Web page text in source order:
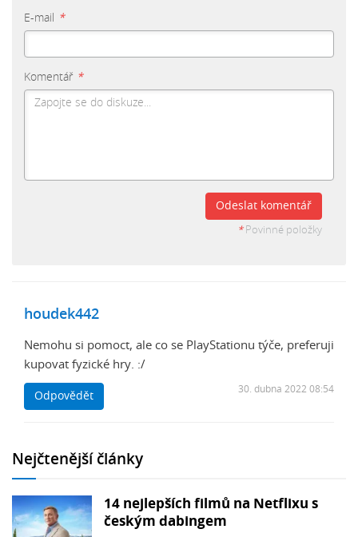
E-mail *
Komentář *
Odeslat komentář
*Povinné položky
houdek442
Nemohu si pomoct, ale co se PlayStationu týče, preferuji
kupovat fyzické hry. :/
Odpovědět
30. dubna 2022 08:54
Nejčtenější články
14 nejlepších filmů na Netflixu s
českým dabingem